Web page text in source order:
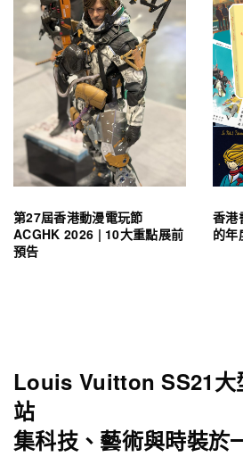
第27屆香港動漫電玩節
ACGHK 2026 | 10大重點展前
預告
香港
的年
Louis Vuitton SS21大
站
集科技、藝術與時裝於